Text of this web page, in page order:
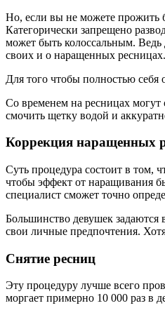
Но, если вы не можете прожить
Категорически запрещено
может быть колоссальным. Ведь
своих и о наращенных ресницах.
Для того чтобы полностью себя
Со временем на ресницах могут
смочить щетку водой и
Коррекция наращенных
Суть процедура состоит в том,
чтобы эффект от наращивания
специалист сможет точно
Большинство девушек задаются
свои личные предпочтения.
Снятие ресниц
Эту процедуру лучше всего
моргает примерно 10 000 раз в